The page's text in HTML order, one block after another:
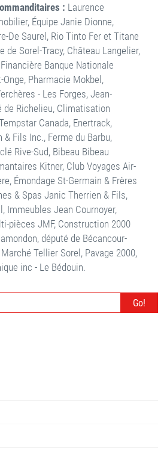
: Laurence
Équipe Janie Dionne,
De Saurel, Rio Tinto Fer et Titane
de Sorel-Tracy, Château Langelier,
Banque Nationale
Onge, Pharmacie Mokbel,
- Les Forges, Jean-
de Richelieu, Climatisation
Canada, Enertrack,
Fils Inc., Ferme du Barbu,
Rive-Sud, Bibeau Bibeau
Kitner, Club Voyages Air-
Émondage St-Germain & Frères
& Spas Janic Therrien & Fils,
Immeubles Jean Cournoyer,
pièces JMF, Construction 2000
député de Bécancour-
Tellier Sorel, Pavage 2000,
inc - Le Bédouin.
Go!